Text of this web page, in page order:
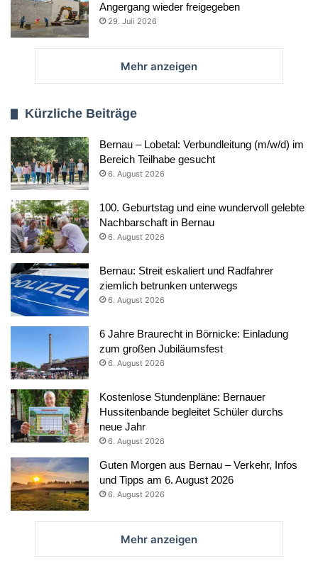
Angergang wieder freigegeben
29. Juli 2026
Mehr anzeigen
Kürzliche Beiträge
Bernau – Lobetal: Verbundleitung (m/w/d) im
Bereich Teilhabe gesucht
6. August 2026
100. Geburtstag und eine wundervoll gelebte
Nachbarschaft in Bernau
6. August 2026
Bernau: Streit eskaliert und Radfahrer
ziemlich betrunken unterwegs
6. August 2026
6 Jahre Braurecht in Börnicke: Einladung
zum großen Jubiläumsfest
6. August 2026
Kostenlose Stundenpläne: Bernauer
Hussitenbande begleitet Schüler durchs
neue Jahr
6. August 2026
Guten Morgen aus Bernau – Verkehr, Infos
und Tipps am 6. August 2026
6. August 2026
Mehr anzeigen